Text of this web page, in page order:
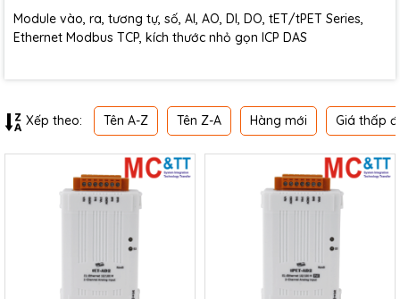
Module vào, ra, tương tự, số, AI, AO, DI, DO, tET/tPET Series,
Ethernet Modbus TCP, kích thước nhỏ gọn ICP DAS
Xếp theo: Tên A-Z Tên Z-A Hàng mới Giá thấp